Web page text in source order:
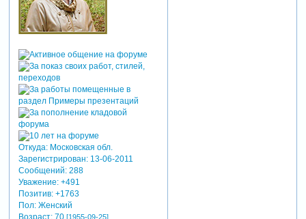
Откуда:Московская обл.
Зарегистрирован: 13-06-2011
Сообщений:288
Уважение: +491
Позитив: +1763
Пол:Женский
Возраст:70 [1955-09-25]